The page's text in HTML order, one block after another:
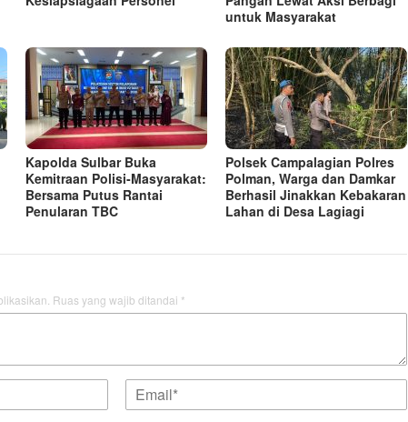
untuk Masyarakat
Kapolda Sulbar Buka
Kemitraan Polisi‑Masyarakat:
Bersama Putus Rantai
Penularan TBC
Polsek Campalagian Polres
Polman, Warga dan Damkar
Berhasil Jinakkan Kebakaran
Lahan di Desa Lagiagi
Ruas yang wajib ditandai *